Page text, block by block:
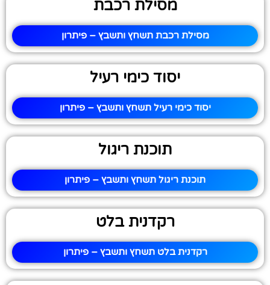
מסילת רכבת
מסילת רכבת תשחץ ותשבץ – פיתרון
יסוד כימי רעיל
יסוד כימי רעיל תשחץ ותשבץ – פיתרון
תוכנת ריגול
תוכנת ריגול תשחץ ותשבץ – פיתרון
רקדנית בלט
רקדנית בלט תשחץ ותשבץ – פיתרון